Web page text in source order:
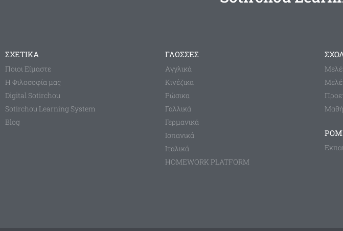
ΣΧΕΤΙΚΑ
Ποιοι Είμαστε
Η Φιλοσοφία μας
Digital Sotirchou
Sotirchou Learning System
Blog
ΓΛΩΣΣΕΣ
Aγγλικά
Κινέζικα
Ρώσικα
Γαλλικά
Γερμανικά
Ισπανικά
Ιταλικά
HOMEWORK PLATFORM